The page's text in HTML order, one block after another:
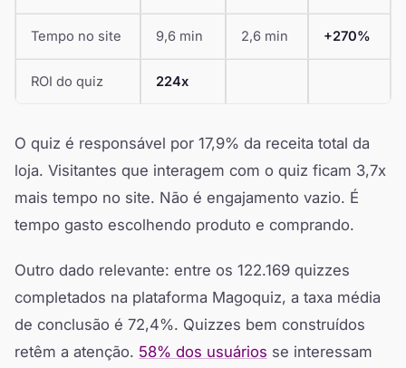
Tempo no site 9,6 min 2,6 min +270%
ROI do quiz 224x
O quiz é responsável por 17,9% da receita total da
loja. Visitantes que interagem com o quiz ficam 3,7x
mais tempo no site. Não é engajamento vazio. É
tempo gasto escolhendo produto e comprando.
Outro dado relevante: entre os 122.169 quizzes
completados na plataforma Magoquiz, a taxa média
de conclusão é 72,4%. Quizzes bem construídos
retêm a atenção. 58% dos usuários se interessam